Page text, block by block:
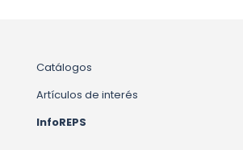
Catálogos
Artículos de interés
InfoREPS